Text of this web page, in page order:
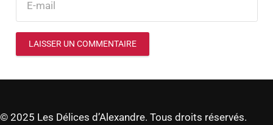
LAISSER UN COMMENTAIRE
© 2025 Les Délices d’Alexandre. Tous droits réservés.